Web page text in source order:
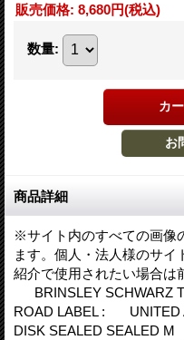
販売価格: 8,680円(税込)
数量:
商品詳細
※サイト内のすべての画像
ます。個人・法人様のサ
紹介で使用されたい場合は
BRINSLEY
ROAD LABEL : UNITED
DISK SEALED SEALED